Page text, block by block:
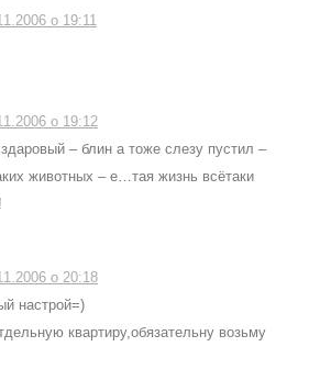
о 19:11
о 19:12
– блин а тоже слезу пустил –
животных – е…тая жизнь всётаки
о 20:18
настрой=)
квартиру,обязательну возьму